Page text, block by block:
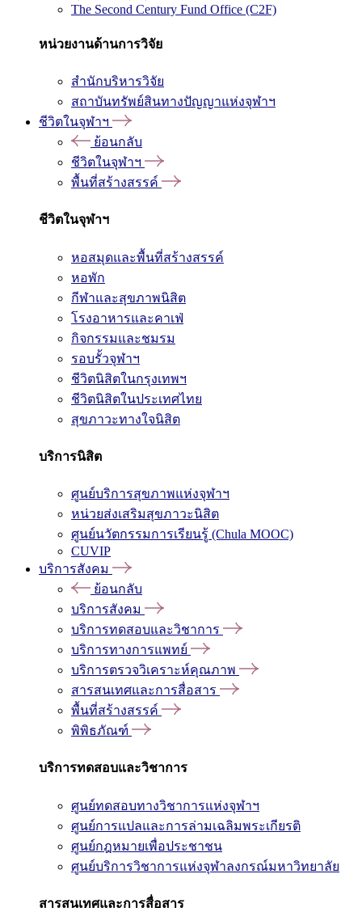
The Second Century Fund Office (C2F)
หน่วยงานด้านการวิจัย
สำนักบริหารวิจัย
สถาบันทรัพย์สินทางปัญญาแห่งจุฬาฯ
ชีวิตในจุฬาฯ
ย้อนกลับ
ชีวิตในจุฬาฯ
พื้นที่สร้างสรรค์
ชีวิตในจุฬาฯ
หอสมุดและพื้นที่สร้างสรรค์
หอพัก
กีฬาและสุขภาพนิสิต
โรงอาหารและคาเฟ่
กิจกรรมและชมรม
รอบรั้วจุฬาฯ
ชีวิตนิสิตในกรุงเทพฯ
ชีวิตนิสิตในประเทศไทย
สุขภาวะทางใจนิสิต
บริการนิสิต
ศูนย์บริการสุขภาพแห่งจุฬาฯ
หน่วยส่งเสริมสุขภาวะนิสิต
ศูนย์นวัตกรรมการเรียนรู้ (Chula MOOC)
CUVIP
บริการสังคม
ย้อนกลับ
บริการสังคม
บริการทดสอบและวิชาการ
บริการทางการแพทย์
บริการตรวจวิเคราะห์คุณภาพ
สารสนเทศและการสื่อสาร
พื้นที่สร้างสรรค์
พิพิธภัณฑ์
บริการทดสอบและวิชาการ
ศูนย์ทดสอบทางวิชาการแห่งจุฬาฯ
ศูนย์การแปลและการล่ามเฉลิมพระเกียรติ
ศูนย์กฎหมายเพื่อประชาชน
ศูนย์บริการวิชาการแห่งจุฬาลงกรณ์มหาวิทยาลัย
สารสนเทศและการสื่อสาร